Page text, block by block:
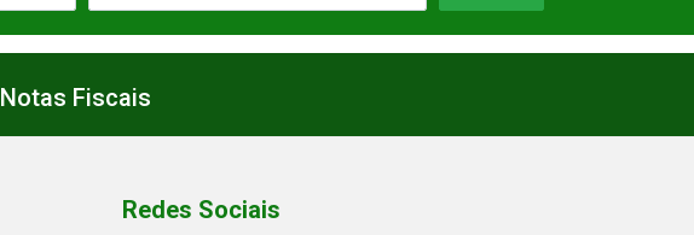
Notas Fiscais
Redes Sociais